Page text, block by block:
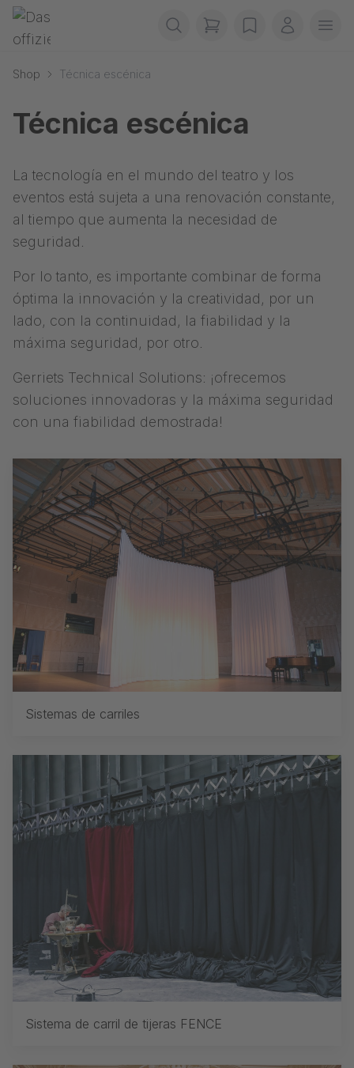
Saltar navegación
Gerriets
items in cart, view
wishlistMi cuenta
Shop Técnica escénica
Técnica escénica
La tecnología en el mundo del teatro y los
eventos está sujeta a una renovación constante,
al tiempo que aumenta la necesidad de
seguridad.
Por lo tanto, es importante combinar de forma
óptima la innovación y la creatividad, por un
lado, con la continuidad, la fiabilidad y la
máxima seguridad, por otro.
Gerriets Technical Solutions: ¡ofrecemos
soluciones innovadoras y la máxima seguridad
con una fiabilidad demostrada!
Sistemas de carriles
Sistema de carril de tijeras FENCE